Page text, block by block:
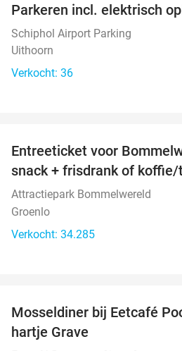
Parkeren incl. elektrisch
Schiphol Airport Parking
Uithoorn
Verkocht: 36
Entreeticket voor
snack + frisdrank of
Attractiepark Bommelwereld
Groenlo
Verkocht: 34.285
Mosseldiner bij Eetcafé
hartje Grave